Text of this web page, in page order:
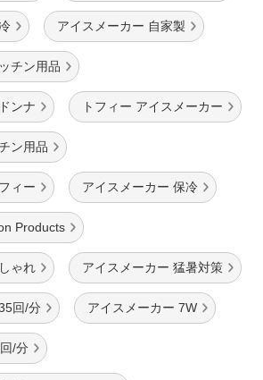
アイスメーカー 自家製
チン用品
ンナ トフィー アイスメーカー
ン用品
ィー アイスメーカー 保冷
Products
ゃれ アイスメーカー 猛暑対策
回/分 アイスメーカー 7W
/分